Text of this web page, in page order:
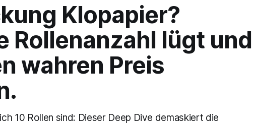
Klopapier?
Rollenanzahl lügt und
wahren Preis
10 Rollen sind: Dieser Deep Dive demaskiert die